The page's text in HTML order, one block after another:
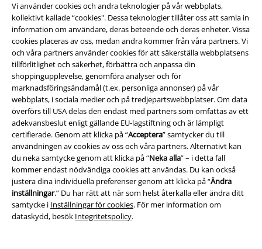
Vi använder cookies och andra teknologier på vår webbplats,
kollektivt kallade “cookies". Dessa teknologier tillåter oss att samla in
information om användare, deras beteende och deras enheter. Vissa
cookies placeras av oss, medan andra kommer från våra partners. Vi
och våra partners använder cookies för att säkerställa webbplatsens
tillförlitlighet och säkerhet, förbättra och anpassa din
shoppingupplevelse, genomföra analyser och för
marknadsföringsändamål (t.ex. personliga annonser) på vår
webbplats, i sociala medier och på tredjepartswebbplatser. Om data
överförs till USA delas den endast med partners som omfattas av ett
adekvansbeslut enligt gällande EU-lagstiftning och är lämpligt
certifierade. Genom att klicka på “Acceptera” samtycker du till
användningen av cookies av oss och våra partners. Alternativt kan
du neka samtycke genom att klicka på “Neka alla” – i detta fall
kommer endast nödvändiga cookies att användas. Du kan också
justera dina individuella preferenser genom att klicka på “Ändra
inställningar.” Du har rätt att när som helst återkalla eller ändra ditt
samtycke i Inställningar för cookies. För mer information om
dataskydd, besök Integritetspolicy.
Juridisk information/Villkor
Villkor
Om oss
Ladda ner villkoren
Avfallshantering och miljöskydd
Försäkran om överensstämmelse